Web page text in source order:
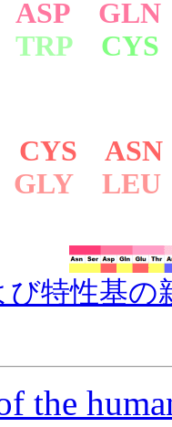
ASP GLN
CYS
LEU
び特性基の
the